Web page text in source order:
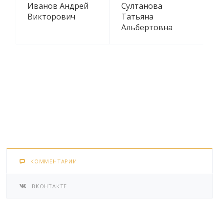
Иванов Андрей
Викторович
Султанова
Татьяна
Альбертовна
КОММЕНТАРИИ
ВКОНТАКТЕ